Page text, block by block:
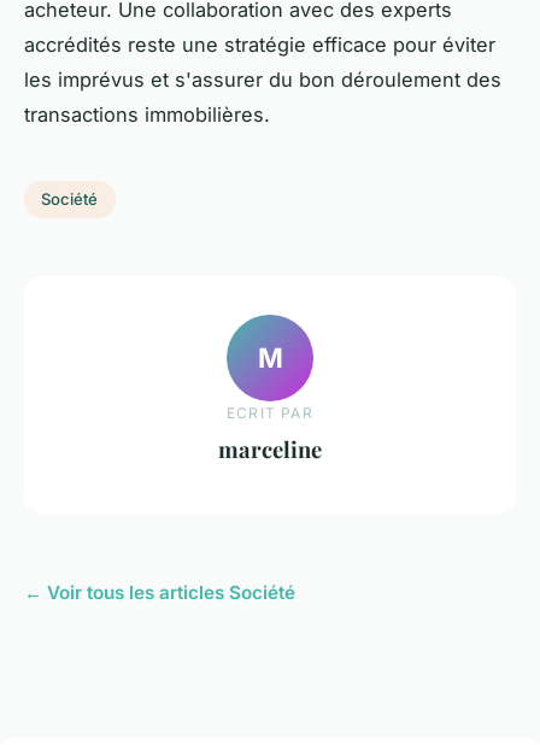
acheteur. Une collaboration avec des experts
accrédités reste une stratégie efficace pour éviter
les imprévus et s'assurer du bon déroulement des
transactions immobilières.
Société
M
ECRIT PAR
marceline
← Voir tous les articles Société